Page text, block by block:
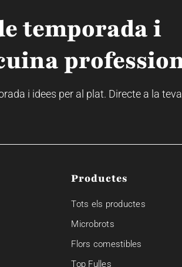
temporada i
i idees per al plat. Directe a la
Productes
Tots els productes
Microbrots
Flors comestibles
Top Fulles